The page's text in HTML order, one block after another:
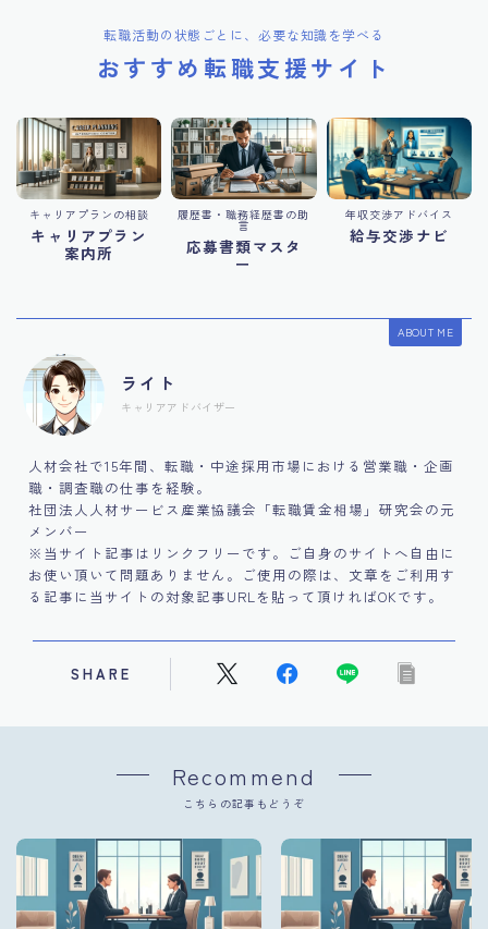
転職活動の状態ごとに、必要な知識を学べる
おすすめ転職支援サイト
キャリアプランの相談
キャリアプラン
案内所
履歴書・職務経歴書の助
言
応募書類マスタ
ー
年収交渉アドバイス
給与交渉ナビ
ABOUT ME
ライト
キャリアアドバイザー
人材会社で15年間、転職・中途採用市場における営業職・企画
職・調査職の仕事を経験。
社団法人人材サービス産業協議会「転職賃金相場」研究会の元
メンバー
※当サイト記事はリンクフリーです。ご自身のサイトへ自由に
お使い頂いて問題ありません。ご使用の際は、文章をご利用す
る記事に当サイトの対象記事URLを貼って頂ければOKです。
SHARE
Recommend
こちらの記事もどうぞ